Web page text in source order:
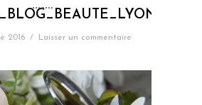
2016 / Laisser un commentaire